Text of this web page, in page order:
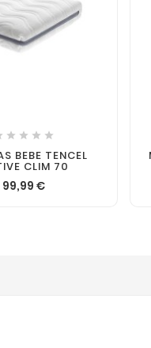
   
BEBE TENCEL
CLIM 70
99,99 €